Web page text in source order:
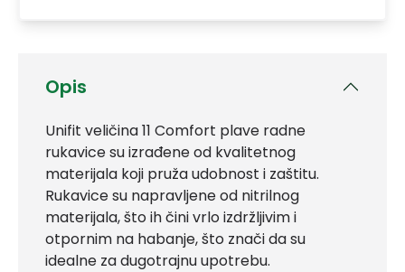
Opis
Unifit veličina 11 Comfort plave radne
rukavice su izrađene od kvalitetnog
materijala koji pruža udobnost i zaštitu.
Rukavice su napravljene od nitrilnog
materijala, što ih čini vrlo izdržljivim i
otpornim na habanje, što znači da su
idealne za dugotrajnu upotrebu.